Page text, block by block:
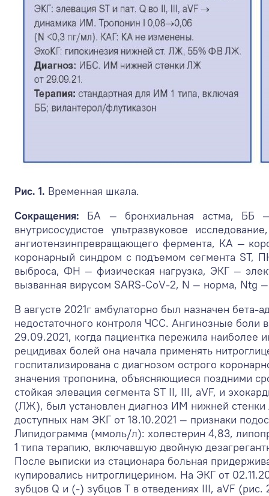
Рис. 1. Временная шкала.
Сокращения: БА — бронхиальная астма, ББ
внутрисосудистое ультразвуковое
ангиотензинпревращающего фермента, КА —
коронарный синдром с подъемом сегмента ST,
выброса, ФН — физическая нагрузка, ЭКГ —
вызванная вирусом SARS-CoV-2, N — норма, Ntg
В августе 2021г амбулаторно был назначен
недостаточного контроля ЧСС. Ангинозные боли
29.09.2021, когда пациентка пережила наиболее
рецидивах болей она начала применять
госпитализирована с диагнозом острого
значения тропонина, объясняющиеся поздними
стойкая элевация сегмента ST II, III, aVF, и
(ЛЖ), был установлен диагноз ИМ нижней
доступных нам ЭКГ от 18.10.2021 — признаки
Липидограмма (ммоль/л): холестерин 4,83,
1 типа терапию, включавшую двойную
После выписки из стационара больная
купировались нитроглицерином. На ЭКГ от
зубцов Q и (-) зубцов Т в отведениях III, aVF (рис.